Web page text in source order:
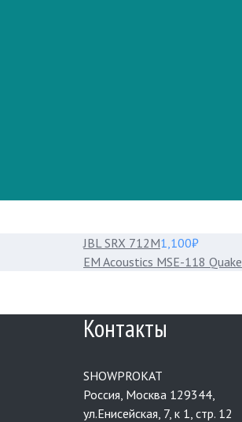
JBL SRX 712M1,100₽
EM Acoustics MSE-118 Quake
Контакты
SHOWPROKAT
Россия, Москва 129344,
ул.Енисейская, 7, к 1, стр. 12